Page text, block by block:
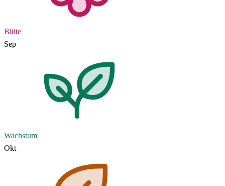
Blüte
Sep
Wachstum
Okt